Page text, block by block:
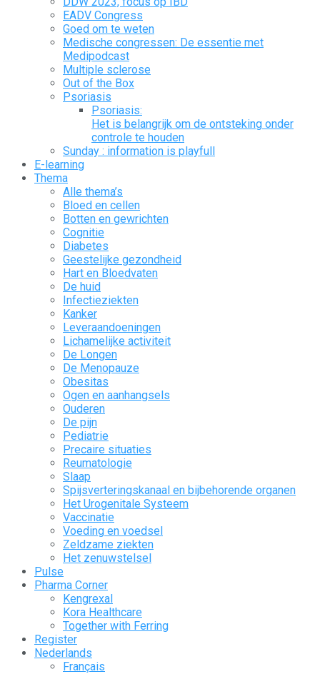
EADV Congress
Goed om te weten
Medische congressen: De essentie met
Medipodcast
Multiple sclerose
Out of the Box
Psoriasis
Psoriasis:
Het is belangrijk om de ontsteking onder
controle te houden
Sunday : information is playfull
E-learning
Thema
Alle thema’s
Bloed en cellen
Botten en gewrichten
Cognitie
Diabetes
Geestelijke gezondheid
Hart en Bloedvaten
De huid
Infectieziekten
Kanker
Leveraandoeningen
Lichamelijke activiteit
De Longen
De Menopauze
Obesitas
Ogen en aanhangsels
Ouderen
De pijn
Pediatrie
Precaire situaties
Reumatologie
Slaap
Spijsverteringskanaal en bijbehorende organen
Het Urogenitale Systeem
Vaccinatie
Voeding en voedsel
Zeldzame ziekten
Het zenuwstelsel
Pulse
Pharma Corner
Kengrexal
Kora Healthcare
Together with Ferring
Register
Nederlands
Français